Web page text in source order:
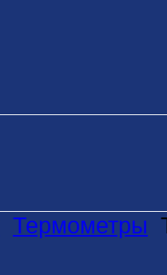
Термометры